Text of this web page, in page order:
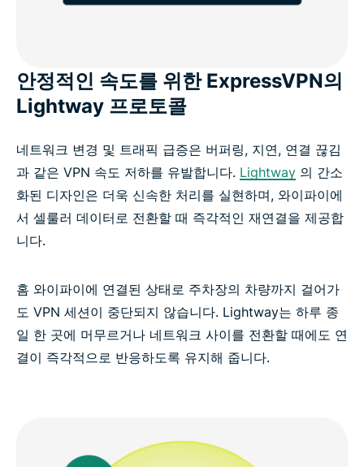
안정적인 속도를 위한 ExpressVPN의
Lightway 프로토콜
네트워크 변경 및 트래픽 급증은 버퍼링, 지연, 연결 끊김
과 같은 VPN 속도 저하를 유발합니다. Lightway 의 간소
화된 디자인은 더욱 신속한 처리를 실현하며, 와이파이에
서 셀룰러 데이터로 전환할 때 즉각적인 재연결을 제공합
니다.
홈 와이파이에 연결된 상태로 주차장의 차량까지 걸어가
도 VPN 세션이 중단되지 않습니다. Lightway는 하루 종
일 한 곳에 머무르거나 네트워크 사이를 전환할 때에도 연
결이 즉각적으로 반응하도록 유지해 줍니다.